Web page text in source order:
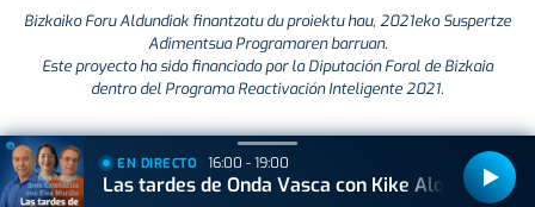
Bizkaiko Foru Aldundiak finantzatu du proiektu hau, 2021eko Suspertze
Adimentsua Programaren barruan.
Este proyecto ha sido financiado por la Diputación Foral de Bizkaia
dentro del Programa Reactivación Inteligente 2021.
EN DIRECTO 16:00 - 19:00
Las tardes de Onda Vasca con Kike Alonso